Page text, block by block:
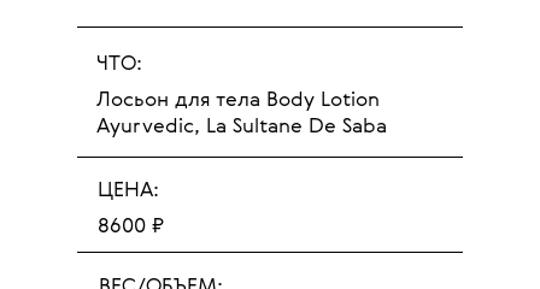
ЧТО:
Лосьон для тела Body Lotion
Ayurvedic, La Sultane De Saba
ЦЕНА:
8600 ₽